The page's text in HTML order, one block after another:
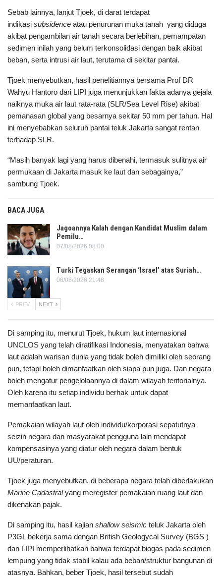
Sebab lainnya, lanjut Tjoek, di darat terdapat
indikasi subsidence atau penurunan muka tanah yang diduga
akibat pengambilan air tanah secara berlebihan, pemampatan
sedimen inilah yang belum terkonsolidasi dengan baik akibat
beban, serta intrusi air laut, terutama di sekitar pantai.
Tjoek menyebutkan, hasil penelitiannya bersama Prof DR
Wahyu Hantoro dari LIPI juga menunjukkan fakta adanya gejala
naiknya muka air laut rata-rata (SLR/Sea Level Rise) akibat
pemanasan global yang besarnya sekitar 50 mm per tahun. Hal
ini menyebabkan seluruh pantai teluk Jakarta sangat rentan
terhadap SLR.
“Masih banyak lagi yang harus dibenahi, termasuk sulitnya air
permukaan di Jakarta masuk ke laut dan sebagainya,”
sambung Tjoek.
BACA JUGA
Jagoannya Kalah dengan Kandidat Muslim dalam
Pemilu…
07/08/2026 08:00
Turki Tegaskan Serangan ‘Israel’ atas Suriah…
06/08/2026 21:48
PREV NEXT
Di samping itu, menurut Tjoek, hukum laut internasional
UNCLOS yang telah diratifikasi Indonesia, menyatakan bahwa
laut adalah warisan dunia yang tidak boleh dimiliki oleh seorang
pun, tetapi boleh dimanfaatkan oleh siapa pun juga. Dan negara
boleh mengatur pengelolaannya di dalam wilayah teritorialnya.
Oleh karena itu setiap individu berhak untuk dapat
memanfaatkan laut.
Pemakaian wilayah laut oleh individu/korporasi sepatutnya
seizin negara dan masyarakat pengguna lain mendapat
kompensasinya yang diatur oleh negara dalam bentuk
UU/peraturan.
Tjoek juga menyebutkan, di beberapa negara telah diberlakukan
Marine Cadastralyang meregister pemakaian ruang laut dan
dikenakan pajak.
Di samping itu, hasil kajian shallow seismic teluk Jakarta oleh
P3GL bekerja sama dengan British Geologycal Survey (BGS )
dan LIPI memperlihatkan bahwa terdapat biogas pada sedimen
lempung yang tidak stabil kalau ada beban/struktur bangunan di
atasnya. Bahkan, beber Tjoek, hasil tersebut sudah